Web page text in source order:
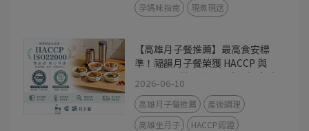
孕媽咪指南
現煮現送
【高雄月子餐推薦】最高食安標
準！福韻月子餐榮獲 HACCP 與
ISO22000 雙認證，用世界級廚房
守護產後媽咪
2026-06-10
高雄月子餐推薦
產後調理
高雄坐月子
HACCP認證